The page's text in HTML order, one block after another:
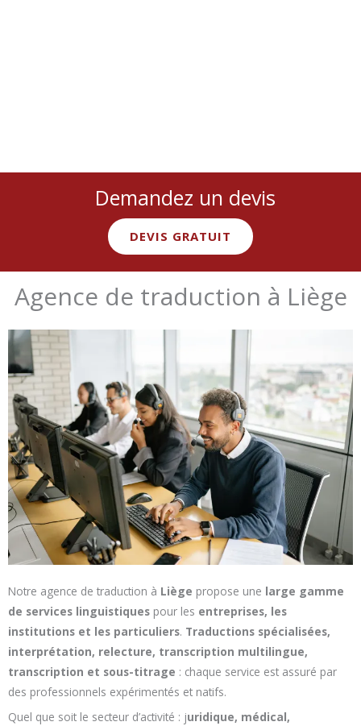
Demandez un devis
DEVIS GRATUIT
Agence de traduction à Liège
Notre agence de traduction à Liège propose une large gamme
de services linguistiques pour les entreprises, les
institutions et les particuliers. Traductions spécialisées,
interprétation, relecture, transcription multilingue,
transcription et sous-titrage : chaque service est assuré par
des professionnels expérimentés et natifs.
Quel que soit le secteur d’activité : juridique, médical,